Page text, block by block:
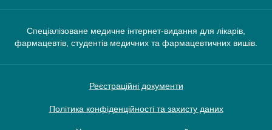
Спеціалізоване медичне інтернет-видання для лікарів,
фармацевтів, студентів медичних та фармацевтичних вишів.
Реєстраційні документи
Політика конфіденційності та захисту даних